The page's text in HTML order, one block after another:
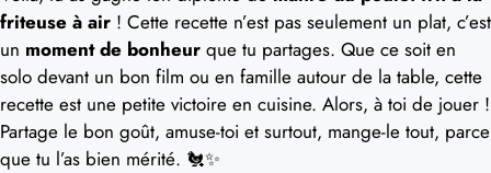
friteuse à air ! Cette recette n’est pas seulement un plat, c’est
un moment de bonheur que tu partages. Que ce soit en
solo devant un bon film ou en famille autour de la table, cette
recette est une petite victoire en cuisine. Alors, à toi de jouer !
Partage le bon goût, amuse-toi et surtout, mange-le tout, parce
que tu l’as bien mérité. 🐔✨